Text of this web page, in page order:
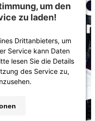
um den
zu laden!
Drittanbieters, um
Service kann Daten
lesen Sie die Details
des Service zu,